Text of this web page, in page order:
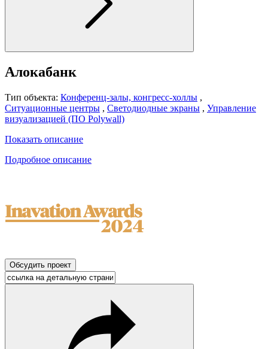
Алокабанк
Тип объекта: Конференц-залы, конгресс-холлы ,
Ситуационные центры , Светодиодные экраны , Управление
визуализацией (ПО Polywall)
Показать описание
Подробное описание
Обсудить проект